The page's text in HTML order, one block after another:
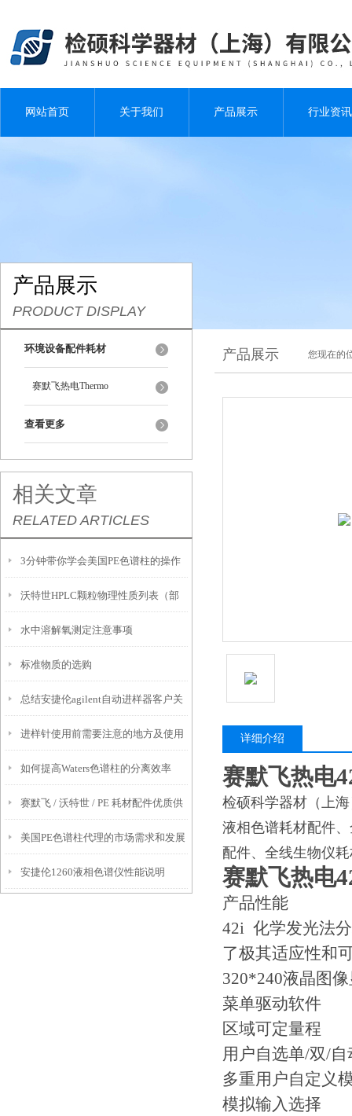
网站首页 关于我们 产品展示 行业资讯
产品展示
PRODUCT DISPLAY
环境设备配件耗材
赛默飞热电Thermo
查看更多
相关文章
RELATED ARTICLES
3分钟带你学会美国PE色谱柱的操作
步骤
沃特世HPLC颗粒物理性质列表（部
分）
水中溶解氧测定注意事项
标准物质的选购
总结安捷伦agilent自动进样器客户关
注的问题
进样针使用前需要注意的地方及使用
后要做好的维护工作
如何提高Waters色谱柱的分离效率
赛默飞 / 沃特世 / PE 耗材配件优质供
应商推荐：检硕科学器材靠谱代理 +
售后保障
美国PE色谱柱代理的市场需求和发展
前景如何？
安捷伦1260液相色谱仪性能说明
产品展示 您现在的
详细介绍
赛默飞热电
检硕科学器材（上
液相色谱耗材配件
配件、全线生物仪
赛默飞热电
产品性能
42i 化学发光法
了极其适应性和
320*240液晶图
菜单驱动软件
区域可定量程
用户自选单/双/
多重用户自定义
模拟输入选择